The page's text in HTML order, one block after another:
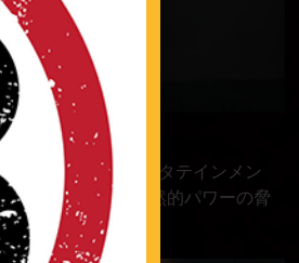
ナミデジタルエンタテインメン
き起こされた超自然的パワーの脅